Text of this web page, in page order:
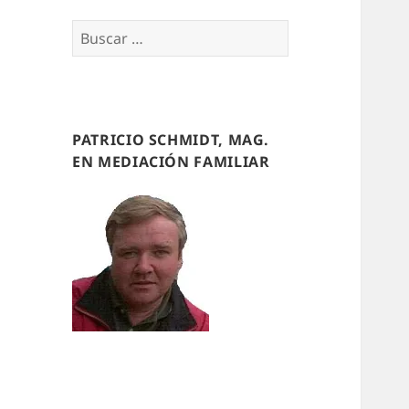
Buscar
por:
PATRICIO SCHMIDT, MAG.
EN MEDIACIÓN FAMILIAR